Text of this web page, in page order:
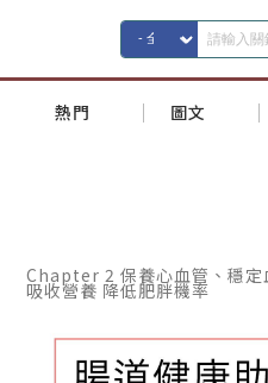
熱門 圖文
Chapter 2 保養心血管、穩定
吸收營養 降低肥胖機率